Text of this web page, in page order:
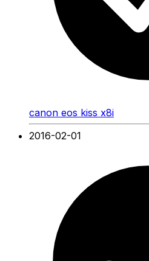
canon eos kiss x8i
2016-02-01